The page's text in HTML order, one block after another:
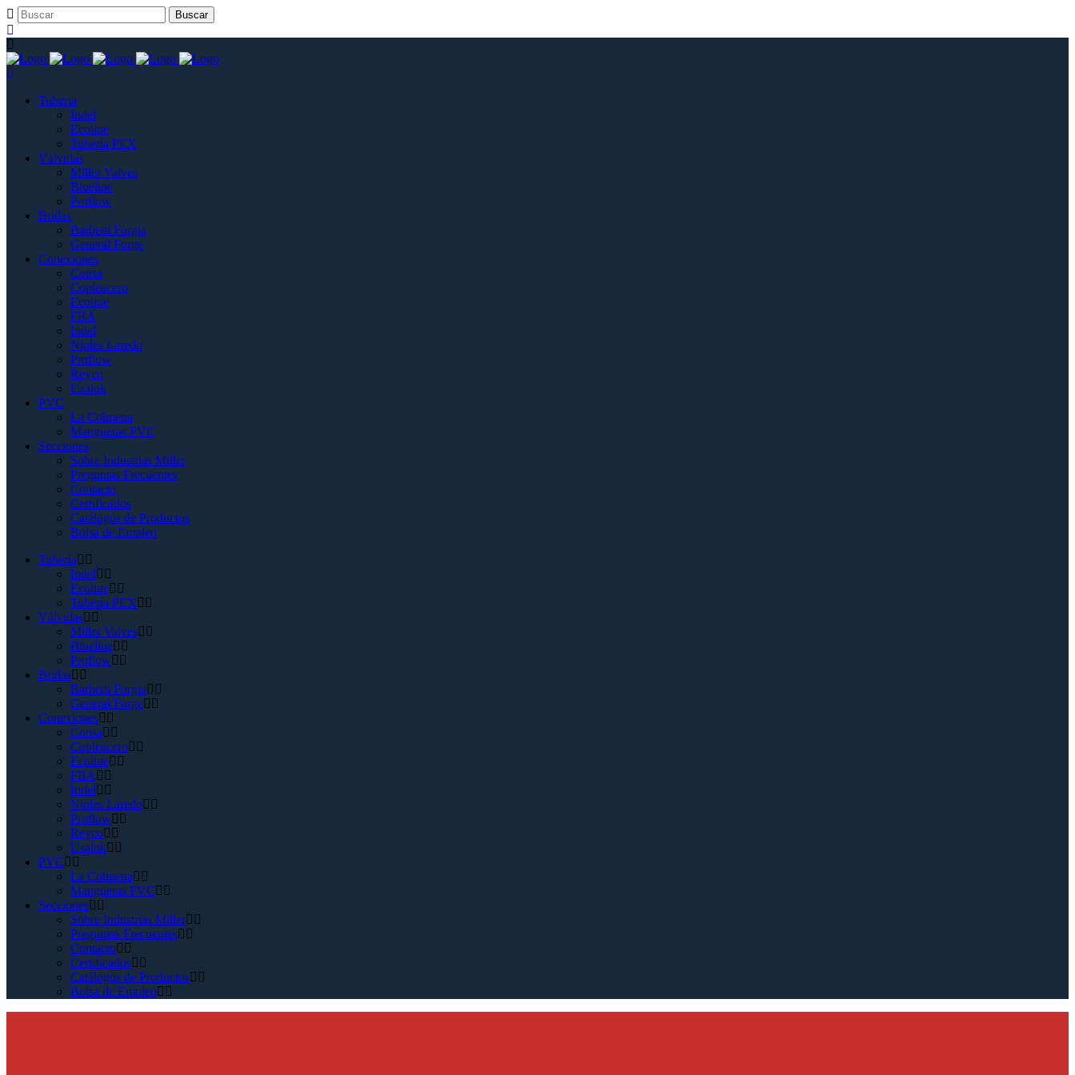
Tubería
Indel
Ecoline
Tubería PEX
Válvulas
Miller Valves
Blueline
Proflow
Bridas
Barbetti Forgia
General Forge
Conexiones
Consa
Copleacero
Ecoline
FBA
Indel
Niples Laredo
Proflow
Reyco
Usalok
PVC
La Colmena
Mangueras PVC
Secciones
Sobre Industrias Miller
Preguntas Frecuentes
Contacto
Certificados
Catálogos de Productos
Bolsa de Empleo
Tubería
Indel
Ecoline
Tubería PEX
Válvulas
Miller Valves
Blueline
Proflow
Bridas
Barbetti Forgia
General Forge
Conexiones
Consa
Copleacero
Ecoline
FBA
Indel
Niples Laredo
Proflow
Reyco
Usalok
PVC
La Colmena
Mangueras PVC
Secciones
Sobre Industrias Miller
Preguntas Frecuentes
Contacto
Certificados
Catálogos de Productos
Bolsa de Empleo